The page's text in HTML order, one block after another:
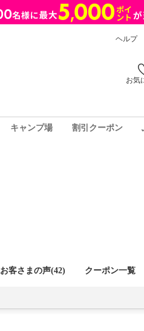
ヘルプ
お気
キャンプ場 割引クーポン
お客さまの声(42) クーポン一覧